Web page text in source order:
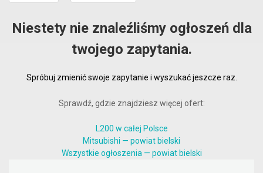
Niestety nie znaleźliśmy ogłoszeń dla
twojego zapytania.
Spróbuj zmienić swoje zapytanie i wyszukać jeszcze raz.
Sprawdź, gdzie znajdziesz więcej ofert:
L200 w całej Polsce
Mitsubishi — powiat bielski
Wszystkie ogłoszenia — powiat bielski